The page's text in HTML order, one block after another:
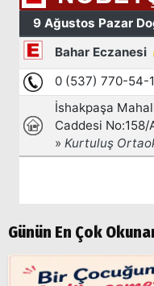
Günün En Çok
Arama
Popüler
Aramalar:
Ağrı
Doğubayazıt